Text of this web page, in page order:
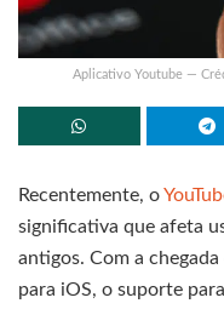
Aplicativo Youtube —
Recentemente, o
significativa que afeta
antigos. Com a
para iOS, o suporte